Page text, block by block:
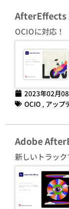
AfterEffects
OCIOに対応！
2023年02月
OCIO , アップ
Adobe
新しいトラック